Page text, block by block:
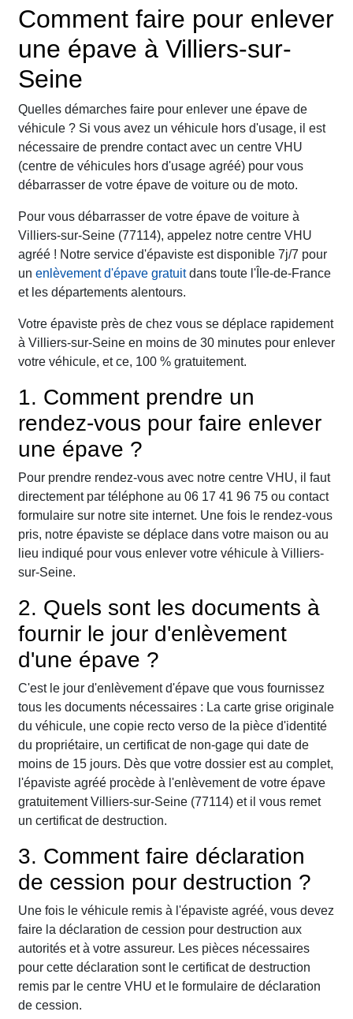
Comment faire pour enlever
une épave à Villiers-sur-
Seine
Quelles démarches faire pour enlever une épave de
véhicule ? Si vous avez un véhicule hors d'usage, il est
nécessaire de prendre contact avec un centre VHU
(centre de véhicules hors d'usage agréé) pour vous
débarrasser de votre épave de voiture ou de moto.
Pour vous débarrasser de votre épave de voiture à
Villiers-sur-Seine (77114), appelez notre centre VHU
agréé ! Notre service d'épaviste est disponible 7j/7 pour
un enlèvement d'épave gratuitdans toute l'Île-de-France
et les départements alentours.
Votre épaviste près de chez vous se déplace rapidement
à Villiers-sur-Seine en moins de 30 minutes pour enlever
votre véhicule, et ce, 100 % gratuitement.
1. Comment prendre un
rendez-vous pour faire enlever
une épave ?
Pour prendre rendez-vous avec notre centre VHU, il faut
directement par téléphone au 06 17 41 96 75 ou contact
formulaire sur notre site internet. Une fois le rendez-vous
pris, notre épaviste se déplace dans votre maison ou au
lieu indiqué pour vous enlever votre véhicule à Villiers-
sur-Seine.
2. Quels sont les documents à
fournir le jour d'enlèvement
d'une épave ?
C'est le jour d'enlèvement d'épave que vous fournissez
tous les documents nécessaires : La carte grise originale
du véhicule, une copie recto verso de la pièce d'identité
du propriétaire, un certificat de non-gage qui date de
moins de 15 jours. Dès que votre dossier est au complet,
l'épaviste agréé procède à l'enlèvement de votre épave
gratuitement Villiers-sur-Seine (77114) et il vous remet
un certificat de destruction.
3. Comment faire déclaration
de cession pour destruction ?
Une fois le véhicule remis à l'épaviste agréé, vous devez
faire la déclaration de cession pour destruction aux
autorités et à votre assureur. Les pièces nécessaires
pour cette déclaration sont le certificat de destruction
remis par le centre VHU et le formulaire de déclaration
de cession.